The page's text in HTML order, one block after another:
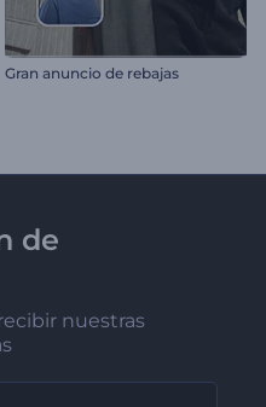
Gran anuncio de rebajas
de
nuestras